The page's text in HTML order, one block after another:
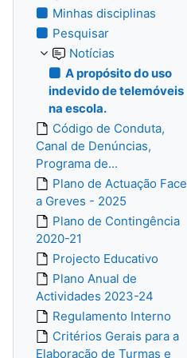
Minhas disciplinas
Pesquisar
Notícias
A propósito do uso
indevido de telemóveis
na escola.
Código de Conduta,
Canal de Denúncias,
Programa de...
Plano de Actuação Face
a Greves - 2025
Plano de Contingência
2020-21
Projecto Educativo
Plano Anual de
Actividades 2023-24
Regulamento Interno
Critérios Gerais para a
Elaboração de Turmas e